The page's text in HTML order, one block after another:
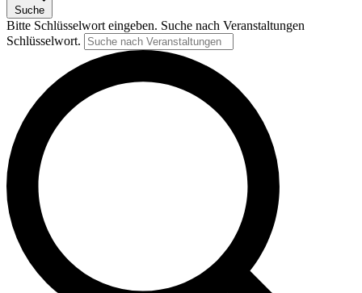
Suche
Bitte Schlüsselwort eingeben. Suche nach Veranstaltungen
Schlüsselwort.